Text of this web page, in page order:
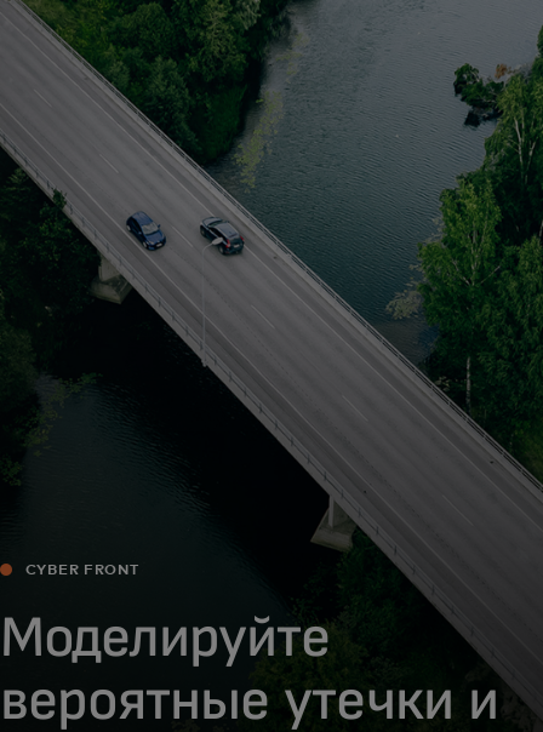
Для вас
Для бизнеса
Для всего мира
Для новаторов
Новости и тренды
CYBER FRONT
Моделируйте
вероятные утечки и